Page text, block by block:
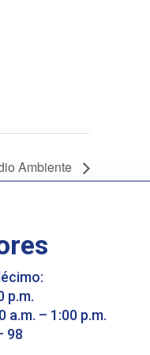
Ambiente
p.m.
a.m. – 1:00 p.m.
98